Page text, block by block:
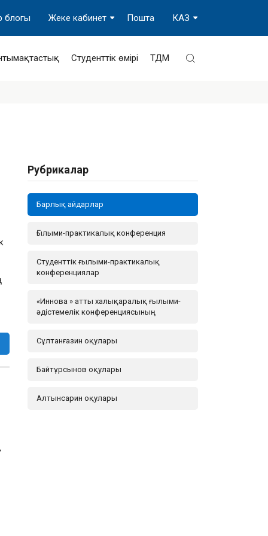
КАЗ
Пошта
Жеке кабинет
блогы
Студенттік өмірі ТДМ
Рубрикалар
Барлық айдарлар
Ғылыми-практикалық конференция
Студенттік ғылыми-практикалық
конференциялар
«Иннова » атты халықаралық ғылыми-
әдістемелік конференциясының
Сұлтанғазин оқулары
Байтұрсынов оқулары
Алтынсарин оқулары